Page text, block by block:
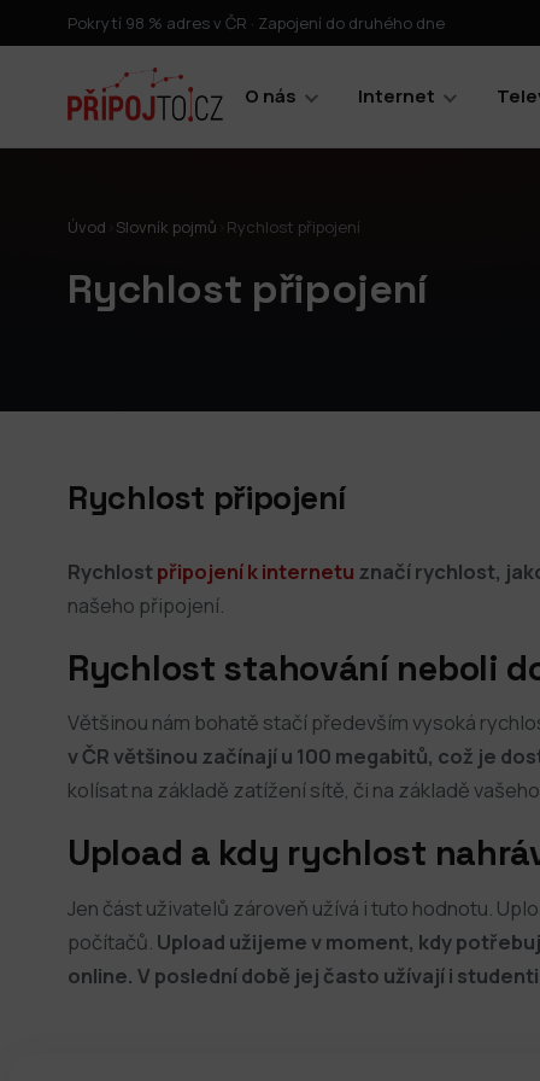
Pokrytí 98 % adres v ČR · Zapojení do druhého dne
O nás Internet
Úvod Slovník pojmů Rychlost připojení
Rychlost připojení
Rychlost připojení
Rychlostpřipojení k internetu značí rychlost,
našeho připojení.
Rychlost stahování neboli
Většinou nám bohatě stačí především vysoká
v ČR většinou začínají u 100 megabitů, což je
kolísat na základě zatížení sítě, či na základě
Upload a kdy rychlost
Jen část uživatelů zároveň užívá i tuto hodnotu.
počítačů. Upload užijeme v moment, kdy
online. V poslední době jej často užívají i